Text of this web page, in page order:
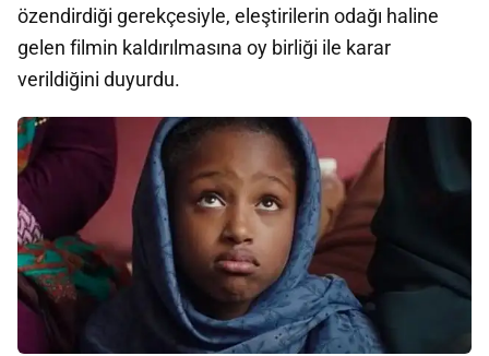
özendirdiği gerekçesiyle, eleştirilerin odağı haline
gelen filmin kaldırılmasına oy birliği ile karar
verildiğini duyurdu.